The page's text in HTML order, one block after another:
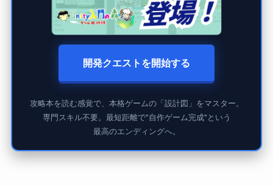
開発クエストを開始する
攻略本を読む感覚で、本格ゲームの「設計図」をマスター。
専門スキル不要。最短距離で"自作ゲーム完成"という
最高のエンディングへ。